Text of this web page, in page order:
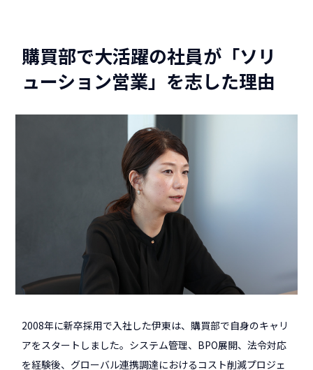
購買部で大活躍の社員が「ソリ
ューション営業」を志した理由
2008年に新卒採用で入社した伊東は、購買部で自身のキャリ
アをスタートしました。システム管理、BPO展開、法令対応
を経験後、グローバル連携調達におけるコスト削減プロジェ